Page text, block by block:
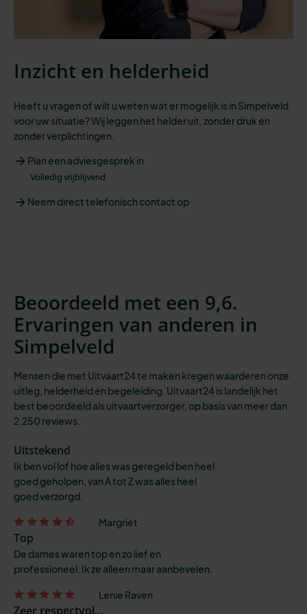
Inzicht en helderheid
Heeft u vragen of wilt u weten wat er mogelijk is in Simpelveld
voor uw situatie? Wij leggen het helder uit, zonder druk en
zonder verplichtingen.
Plan een adviesgesprek in
Volledig vrijblijvend
Neem direct telefonisch contact op
Beoordeeld met een 9,6.
Ervaringen van anderen in
Simpelveld
Mensen die met Uitvaart24 te maken kregen waarderen onze
uitleg, helderheid en begeleiding. Uitvaart24 is landelijk het
best beoordeeld als uitvaartverzorger, op basis van meer dan
2.250 reviews.
Uitstekend
Ik ben vol lof hoe alles was geregeld ben heel
goed geholpen, van A tot Z was alles heel
goed verzorgd.
Margriet
Top
De dames waren top en zo lief en
professioneel. Ik ze alleen maar aanbevelen.
Lenie Raven
Zeer respectvol...